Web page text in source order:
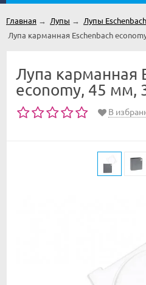
Главная → Лупы → Лупы Eschenbach
Лупа карманная Eschenbach
Лупа карманная
economy, 45 мм,
В